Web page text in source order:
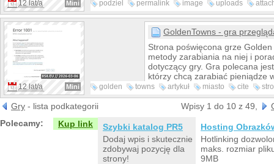
12 lat/a Mini podziel permalink image uploads
twitter
technorati facebook
12 lat/a Mini
GoldenTowns - gra
Strona poświęcona grze
metody zarabiania na niej i
dotyczący gry. Gra polecana
którzy chcą zarabiać pieniądze
golden towns artykuł miasto cite
graczami
innymi
Gry - lista podkategorii Wpisy 1 do 10 z 49,
Polecamy:
Kup link
Szybki katalog PR5
Dodaj wpis i skutecznie
zdobywaj pozycję dla
strony!
Hosting
Hotlinking
maks. rozmiar
9MB